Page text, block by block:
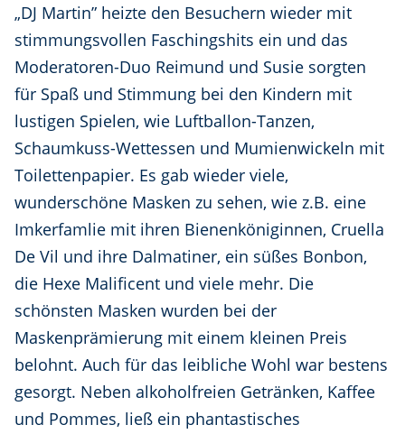
„DJ Martin” heizte den Besuchern wieder mit
stimmungsvollen Faschingshits ein und das
Moderatoren-Duo Reimund und Susie sorgten
für Spaß und Stimmung bei den Kindern mit
lustigen Spielen, wie Luftballon-Tanzen,
Schaumkuss-Wettessen und Mumienwickeln mit
Toilettenpapier. Es gab wieder viele,
wunderschöne Masken zu sehen, wie z.B. eine
Imkerfamlie mit ihren Bienenköniginnen, Cruella
De Vil und ihre Dalmatiner, ein süßes Bonbon,
die Hexe Malificent und viele mehr. Die
schönsten Masken wurden bei der
Maskenprämierung mit einem kleinen Preis
belohnt. Auch für das leibliche Wohl war bestens
gesorgt. Neben alkoholfreien Getränken, Kaffee
und Pommes, ließ ein phantastisches